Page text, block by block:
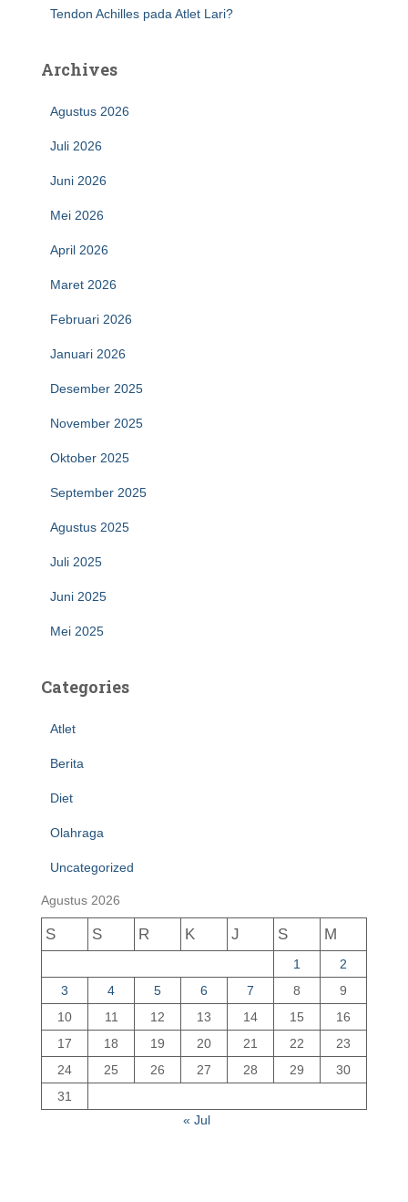
Tendon Achilles pada Atlet Lari?
Archives
Agustus 2026
Juli 2026
Juni 2026
Mei 2026
April 2026
Maret 2026
Februari 2026
Januari 2026
Desember 2025
November 2025
Oktober 2025
September 2025
Agustus 2025
Juli 2025
Juni 2025
Mei 2025
Categories
Atlet
Berita
Diet
Olahraga
Uncategorized
Agustus 2026
S S R K J S M
1
2
3
4 5 6 7 8
9
10
11 12 13 14 15
16
17
18 19 20 21 22
23
24
25 26 27 28 29
30
31
« Jul